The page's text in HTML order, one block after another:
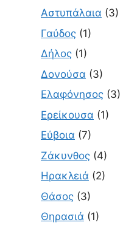
Αστυπάλαια (3)
Γαύδος (1)
Δήλος (1)
Δονούσα (3)
Ελαφόνησος (3)
Ερείκουσα (1)
Εύβοια (7)
Ζάκυνθος (4)
Ηρακλειά (2)
Θάσος (3)
Θηρασιά (1)